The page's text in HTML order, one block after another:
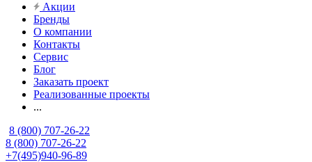
Акции
Бренды
О компании
Контакты
Сервис
Блог
Заказать проект
Реализованные проекты
...
8 (800) 707-26-22
8 (800) 707-26-22
+7(495)940-96-89